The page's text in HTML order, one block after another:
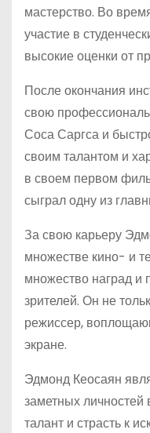
мастерство. Во
участие в
высокие оценки от
После окончания
свою
Соса Саргса и
своим талантом и
в своем первом
сыграл одну из
За свою карьеру
множестве кино- и
множество наград и
зрителей. Он не
режиссер,
экране.
Эдмонд Кеосаян
заметных личностей
талант и страсть к